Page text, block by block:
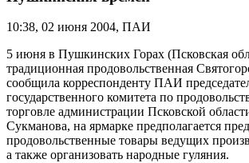
10:38, 02 июня 2004, ПАИ
5 июня в Пушкинских Горах (Псковская
традиционная продовольственная
сообщила корреспонденту ПАИ
государственного комитета по
торговле администрации Псковской
Сукманова, на ярмарке предполагается
продовольственные товары ведущих
а также организовать народные гуляния.